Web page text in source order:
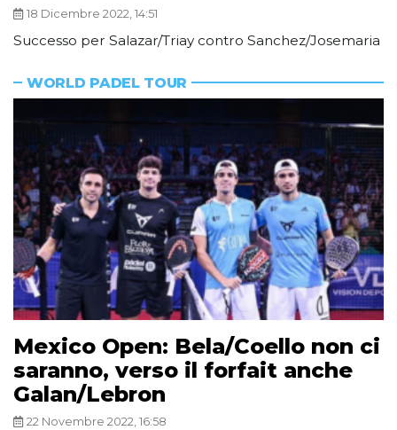
18 Dicembre 2022, 14:51
Successo per Salazar/Triay contro Sanchez/Josemaria
WORLD PADEL TOUR
Mexico Open: Bela/Coello non ci
saranno, verso il forfait anche
Galan/Lebron
22 Novembre 2022, 16:58